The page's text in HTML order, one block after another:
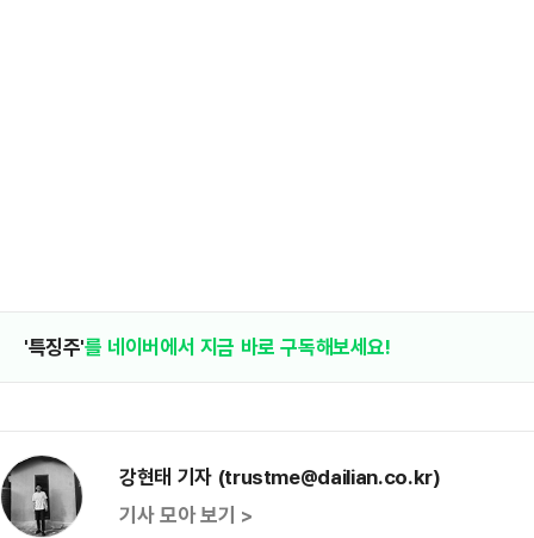
'특징주'를 네이버에서 지금 바로 구독해보세요!
강현태 기자 (trustme@dailian.co.kr)
기사 모아 보기 >